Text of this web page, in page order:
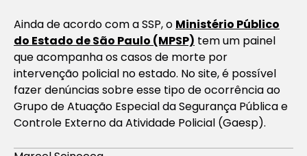
Ainda de acordo com a SSP, o Ministério Público
do Estado de São Paulo (MPSP) tem um painel
que acompanha os casos de morte por
intervenção policial no estado. No site, é possível
fazer denúncias sobre esse tipo de ocorrência ao
Grupo de Atuação Especial da Segurança Pública e
Controle Externo da Atividade Policial (Gaesp).